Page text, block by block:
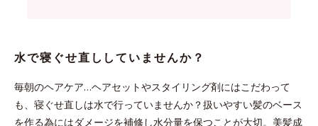
水で寝ぐせ直ししていませんか？
毎朝のヘアケア…ヘアセットやスタイリング剤にはこだわって
も、寝ぐせ直しは水で行っていませんか？扱いやすい髪のベース
を作る為にはダメージを補修し水分量を保つことが大切。美髪成